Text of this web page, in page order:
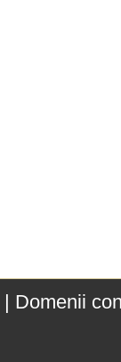
Domenii